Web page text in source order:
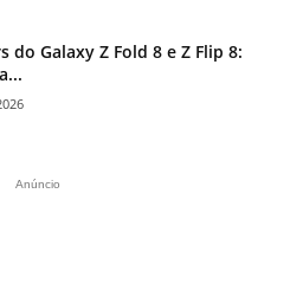
do Galaxy Z Fold 8 e Z Flip 8:
Anúncio